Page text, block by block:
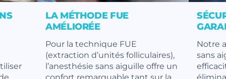
LA MÉTHODE FUE
AMÉLIORÉE
Pour la technique FUE
(extraction d’unités folliculaires),
l’anesthésie sans aiguille offre un
confort remarquable tant sur la
Notre
sans